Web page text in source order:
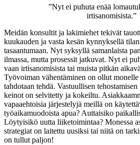
”Nyt ei puhuta enää
irtisanomisista.”
Meidän konsultit ja lakimiehet tekivät
kuukauden ja vasta kesän kynnyksellä
tasaantumaan. Nyt syksyllä samanlaista
ilmassa, mutta prosessit jatkuvat. Nyt ei
vaan irtisanomisista tai muista pitkän
Työvoiman vähentäminen on ollut
tahdotaan tehdä. Vastuullisen
keinot on selvitetty ja kokeiltu.
vapaaehtoisia järjestelyjä meillä on
työaikamuodoista apua? Auttaisiko
Löytyisikö uutta liiketoimintaa? Monessa
strategiat on laitettu uusiksi tai niitä on
on tullut paljon!